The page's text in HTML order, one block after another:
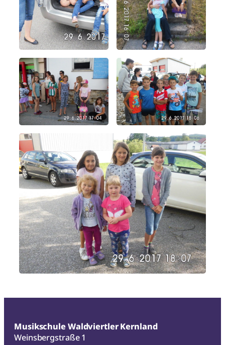
Musikschule Waldviertler Kernland
Weinsbergstraße 1